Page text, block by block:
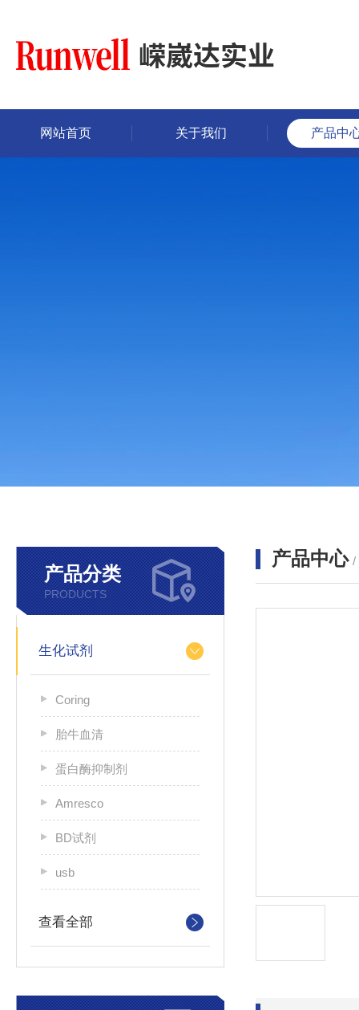
网站首页 关于我们 产品中
产品分类
PRODUCTS
生化试剂
Coring
胎牛血清
蛋白酶抑制剂
Amresco
BD试剂
usb
查看全部
产品中心 /